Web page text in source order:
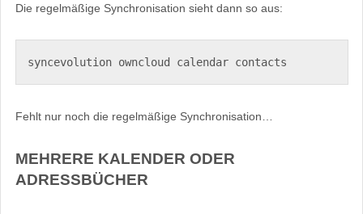
Die regelmäßige Synchronisation sieht dann so aus:
syncevolution owncloud calendar contacts
Fehlt nur noch die regelmäßige Synchronisation…
MEHRERE KALENDER ODER
ADRESSBÜCHER